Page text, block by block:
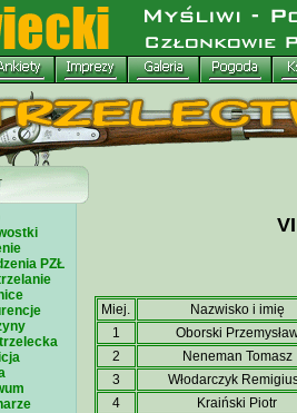
PZŁ
Miej.
Nazwisko i imię
1
Oborski
2
Neneman Tomasz
3
Włodarczyk
4
Kraiński Piotr